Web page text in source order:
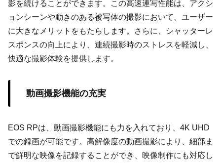
影を続けることができます。この高速連写性能は、アクシ
ョンシーンや動きのある被写体の撮影において、ユーザー
に大きなメリットをもたらします。さらに、シャッターレ
スポンスの向上により、連続撮影時のストレスを軽減し、
快適な撮影体験を提供します。
動画撮影機能の充実
EOS RPは、動画撮影機能にも力を入れており、4K UHD
での録画が可能です。高解像度の動画撮影により、細部ま
で鮮明な映像を記録することができ、映像制作にも対応し